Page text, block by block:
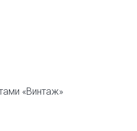
«Винтаж»